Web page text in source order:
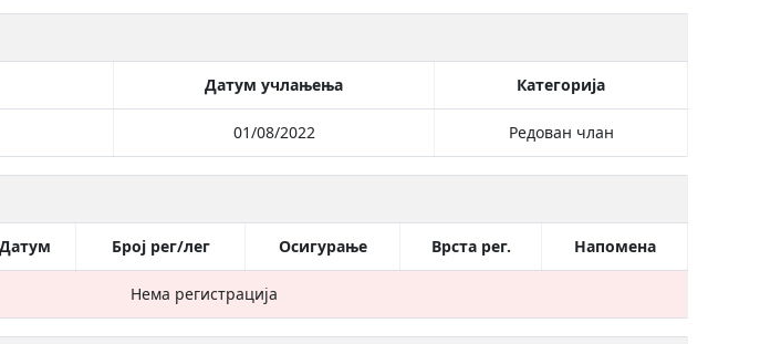
Датум учлањења Категорија
01/08/2022 Редован члан
Датум Број рег/лег Осигурање Врста рег. Напомена
Нема регистрација